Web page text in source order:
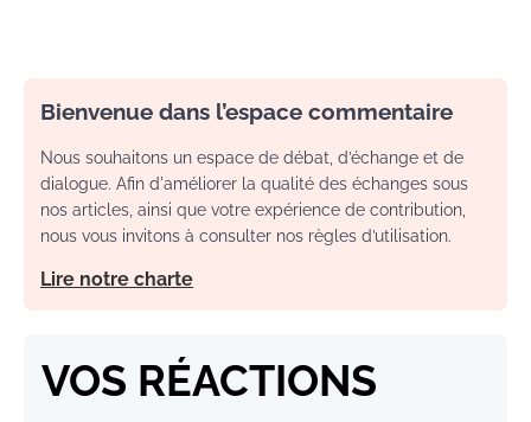
Bienvenue dans l’espace commentaire
Nous souhaitons un espace de débat, d’échange et de
dialogue. Afin d'améliorer la qualité des échanges sous
nos articles, ainsi que votre expérience de contribution,
nous vous invitons à consulter nos règles d’utilisation.
Lire notre charte
VOS RÉACTIONS